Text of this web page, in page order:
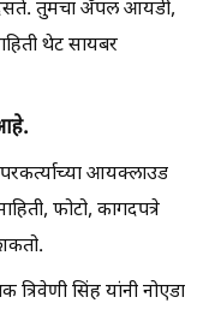
तुमचा ॲपल आयडी,
थेट सायबर
आयक्लाउड
फोटो, कागदपत्रे
त्रिवेणी सिंह यांनी नोएडा